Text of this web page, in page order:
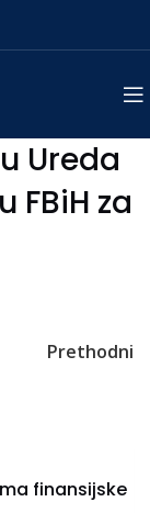
Ureda
FBiH za
Prethodni
finansijske